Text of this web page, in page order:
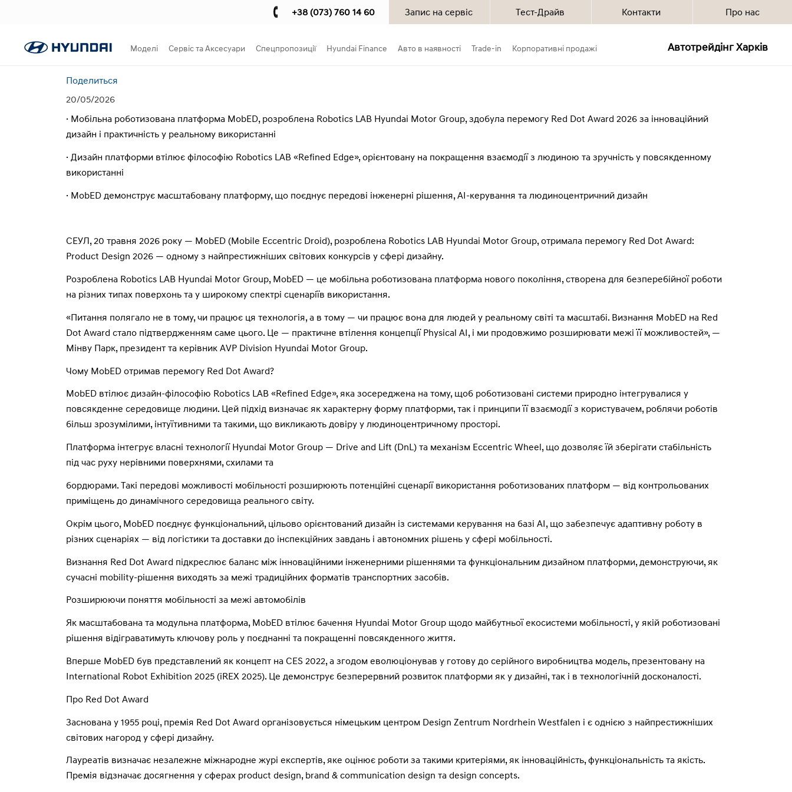
+38 (073) 760 14 60 Запис на сервіс Тест-Драйв Контакти Про нас
Моделі Сервіс та Аксесуари Спецпропозиції Hyundai Finance Авто в наявності Trade-in Корпоративні продажі Автотрейдінг Харків
Поделиться
20/05/2026
· Мобільна роботизована платформа MobED, розроблена Robotics LAB Hyundai Motor Group, здобула перемогу Red Dot Award 2026 за інноваційний
дизайн і практичність у реальному використанні
· Дизайн платформи втілює філософію Robotics LAB «Refined Edge», орієнтовану на покращення взаємодії з людиною та зручність у повсякденному
використанні
· MobED демонструє масштабовану платформу, що поєднує передові інженерні рішення, AI-керування та людиноцентричний дизайн
СЕУЛ, 20 травня 2026 року — MobED (Mobile Eccentric Droid), розроблена Robotics LAB Hyundai Motor Group, отримала перемогу Red Dot Award:
Product Design 2026 — одному з найпрестижніших світових конкурсів у сфері дизайну.
Розроблена Robotics LAB Hyundai Motor Group, MobED — це мобільна роботизована платформа нового покоління, створена для безперебійної роботи
на різних типах поверхонь та у широкому спектрі сценаріїв використання.
«Питання полягало не в тому, чи працює ця технологія, а в тому — чи працює вона для людей у реальному світі та масштабі. Визнання MobED на Red
Dot Award стало підтвердженням саме цього. Це — практичне втілення концепції Physical AI, і ми продовжимо розширювати межі її можливостей», —
Мінву Парк, президент та керівник AVP Division Hyundai Motor Group.
Чому MobED отримав перемогу Red Dot Award?
MobED втілює дизайн-філософію Robotics LAB «Refined Edge», яка зосереджена на тому, щоб роботизовані системи природно інтегрувалися у
повсякденне середовище людини. Цей підхід визначає як характерну форму платформи, так і принципи її взаємодії з користувачем, роблячи роботів
більш зрозумілими, інтуїтивними та такими, що викликають довіру у людиноцентричному просторі.
Платформа інтегрує власні технології Hyundai Motor Group — Drive and Lift (DnL) та механізм Eccentric Wheel, що дозволяє їй зберігати стабільність
під час руху нерівними поверхнями, схилами та
бордюрами. Такі передові можливості мобільності розширюють потенційні сценарії використання роботизованих платформ — від контрольованих
приміщень до динамічного середовища реального світу.
Окрім цього, MobED поєднує функціональний, цільово орієнтований дизайн із системами керування на базі AI, що забезпечує адаптивну роботу в
різних сценаріях — від логістики та доставки до інспекційних завдань і автономних рішень у сфері мобільності.
Визнання Red Dot Award підкреслює баланс між інноваційними інженерними рішеннями та функціональним дизайном платформи, демонструючи, як
сучасні mobility-рішення виходять за межі традиційних форматів транспортних засобів.
Розширюючи поняття мобільності за межі автомобілів
Як масштабована та модульна платформа, MobED втілює бачення Hyundai Motor Group щодо майбутньої екосистеми мобільності, у якій роботизовані
рішення відіграватимуть ключову роль у поєднанні та покращенні повсякденного життя.
Вперше MobED був представлений як концепт на CES 2022, а згодом еволюціонував у готову до серійного виробництва модель, презентовану на
International Robot Exhibition 2025 (iREX 2025). Це демонструє безперервний розвиток платформи як у дизайні, так і в технологічній досконалості.
Про Red Dot Award
Заснована у 1955 році, премія Red Dot Award організовується німецьким центром Design Zentrum Nordrhein Westfalen і є однією з найпрестижніших
світових нагород у сфері дизайну.
Лауреатів визначає незалежне міжнародне журі експертів, яке оцінює роботи за такими критеріями, як інноваційність, функціональність та якість.
Премія відзначає досягнення у сферах product design, brand & communication design та design concepts.